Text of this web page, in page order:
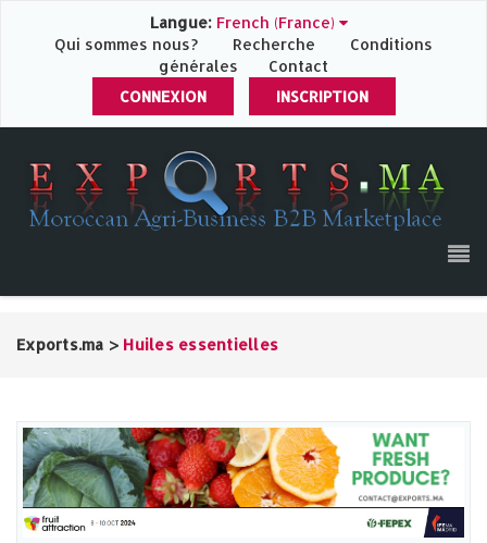
Langue: French (France)
Qui sommes nous?
Recherche
Conditions
générales
Contact
CONNEXION
INSCRIPTION
Exports.ma > Huiles essentielles